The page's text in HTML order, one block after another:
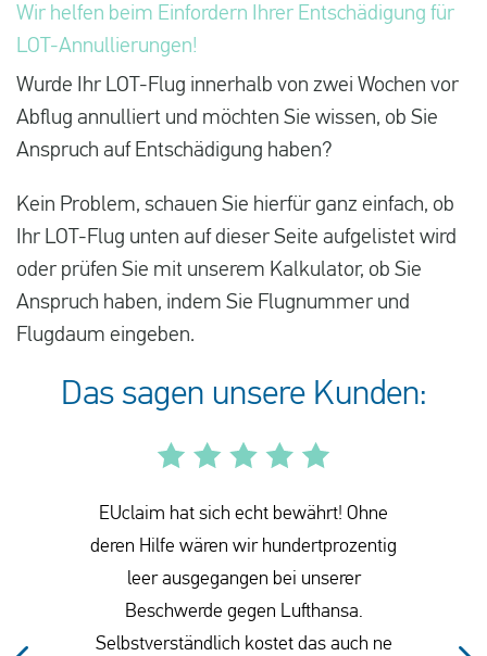
Fragen und Antworten
Über uns
Kontakt
Wir helfen beim Einfordern Ihrer Entschädigung für
LOT-Annullierungen!
Wurde Ihr LOT-Flug innerhalb von zwei Wochen vor
Abflug annulliert und möchten Sie wissen, ob Sie
Anspruch auf Entschädigung haben?
Kein Problem, schauen Sie hierfür ganz einfach, ob
Ihr LOT-Flug unten auf dieser Seite aufgelistet wird
oder prüfen Sie mit unserem Kalkulator, ob Sie
Anspruch haben, indem Sie Flugnummer und
Flugdaum eingeben.
Das sagen unsere Kunden:
EUclaim hat sich echt bewährt! Ohne
deren Hilfe wären wir hundertprozentig
leer ausgegangen bei unserer
Beschwerde gegen Lufthansa.
Selbstverständlich kostet das auch ne